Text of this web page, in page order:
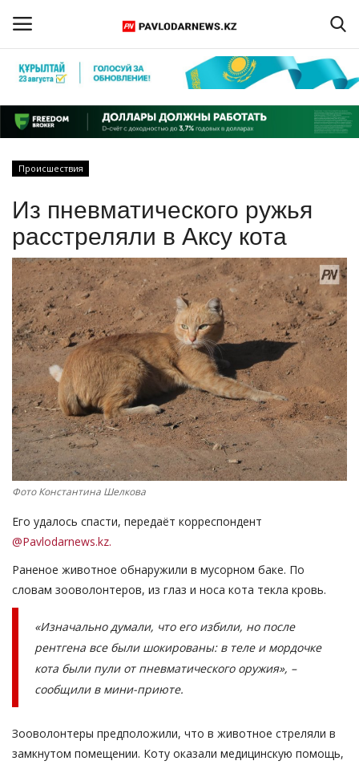
Регистрация
Главная
КАЗАХСТАН
МИР
СПЕЦПРОЕКТЫ
СПОРТ
Чек-лист
РАЗВЛЕЧЕНИЯ
Курултай
Язык
Қазақша Русский
Происшествия
Из пневматического ружья
расстреляли в Аксу кота
Фото Константина Шелкова
Его удалось спасти, передаёт корреспондент
@Pavlodarnews.kz.
Раненое животное обнаружили в мусорном баке. По
словам зооволонтеров, из глаз и носа кота текла кровь.
«Изначально думали, что его избили, но после
рентгена все были шокированы: в теле и мордочке
кота были пули от пневматического оружия», –
сообщили в мини-приюте.
Зооволонтеры предположили, что в животное стреляли в
замкнутом помещении. Коту оказали медицинскую помощь,